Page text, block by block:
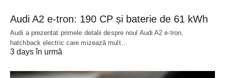
Audi A2 e-tron: 190 CP și baterie de 61 kWh
Audi a prezentat primele detalii despre noul Audi A2 e-tron,
hatchback electric care mizează mult…
3 days în urmă